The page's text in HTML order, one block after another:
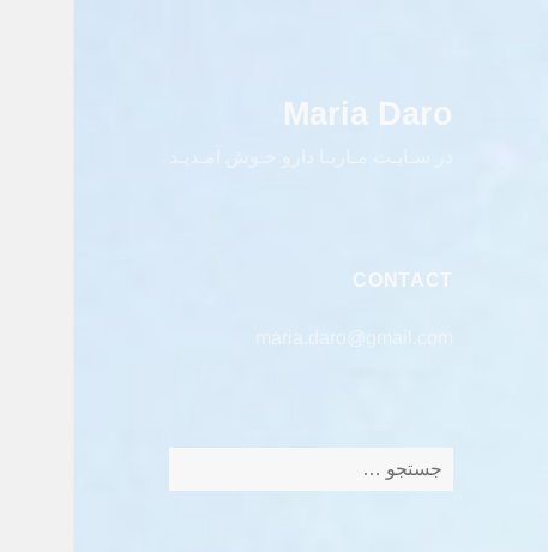
Maria Daro
در سـایـت مـاریـا دارو خـوش آمـدیـد
CONTACT
برای: